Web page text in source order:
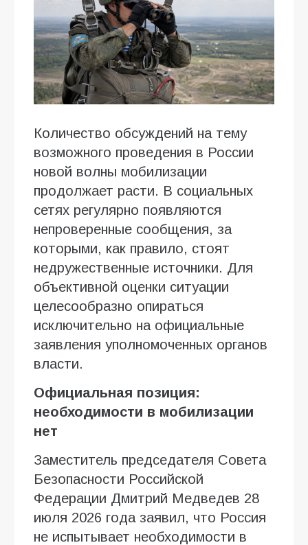
Количество обсуждений на тему
возможного проведения в России
новой волны мобилизации
продолжает расти. В социальных
сетях регулярно появляются
непроверенные сообщения, за
которыми, как правило, стоят
недружественные источники. Для
объективной оценки ситуации
целесообразно опираться
исключительно на официальные
заявления уполномоченных органов
власти.
Официальная позиция:
необходимости в мобилизации
нет
Заместитель председателя Совета
Безопасности Российской
Федерации Дмитрий Медведев 28
июля 2026 года заявил, что Россия
не испытывает необходимости в